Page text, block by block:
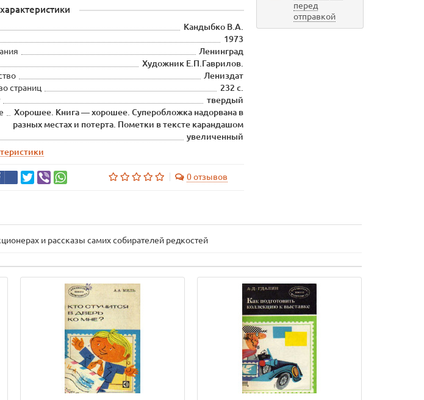
Кандыбко В.А.
1973
Ленинград
Художник Е.П.Гаврилов.
Лениздат
страниц
232 с.
твердый
Хорошее. Книга — хорошее. Суперобложка надорвана в
разных местах и потерта. Пометки в тексте карандашом
увеличенный
0 отзывов
перед
отправкой
и рассказы самих собирателей редкостей